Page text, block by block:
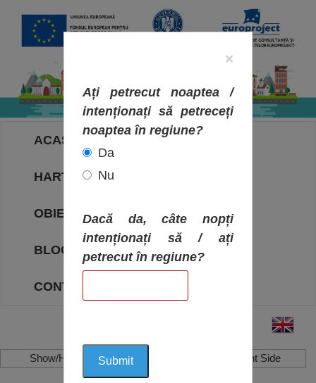
ACASA
HARTA OBIECTIVELOR
OBIECTIVE
BLOG
CONTACT
Show/Hide Left Side Show/Hide Right Side
×
Ați petrecut noaptea /
intenționați să petreceți
noaptea în regiune?
Da
Nu
Dacă da, câte nopți
intenționați să / ați
petrecut în regiune?